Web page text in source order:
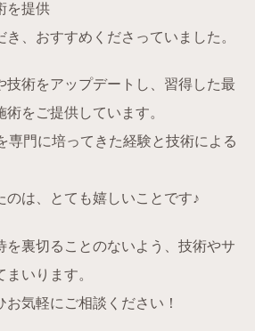
を提供
き、おすすめくださっていました。
技術をアップデートし、習得した最
をご提供しています。
専門に培ってきた経験と技術による
のは、とても嬉しいことです♪
を裏切ることのないよう、技術やサ
いります。
気軽にご相談ください！